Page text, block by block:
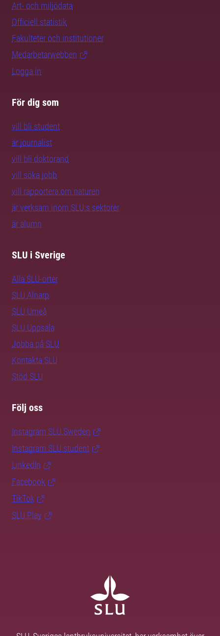
Art- och miljödata
Officiell statistik
Fakulteter och institutioner
Medarbetarwebben
Logga in
För dig som
vill bli student
är journalist
vill bli doktorand
vill söka jobb
vill rapportera om naturen
är verksam inom SLU:s sektorer
är alumn
SLU i Sverige
Alla SLU-orter
SLU Alnarp
SLU Umeå
SLU Uppsala
Jobba på SLU
Kontakta SLU
Stöd SLU
Följ oss
Instagram SLU.Sweden
Instagram SLU.student
LinkedIn
Facebook
TikTok
SLU Play